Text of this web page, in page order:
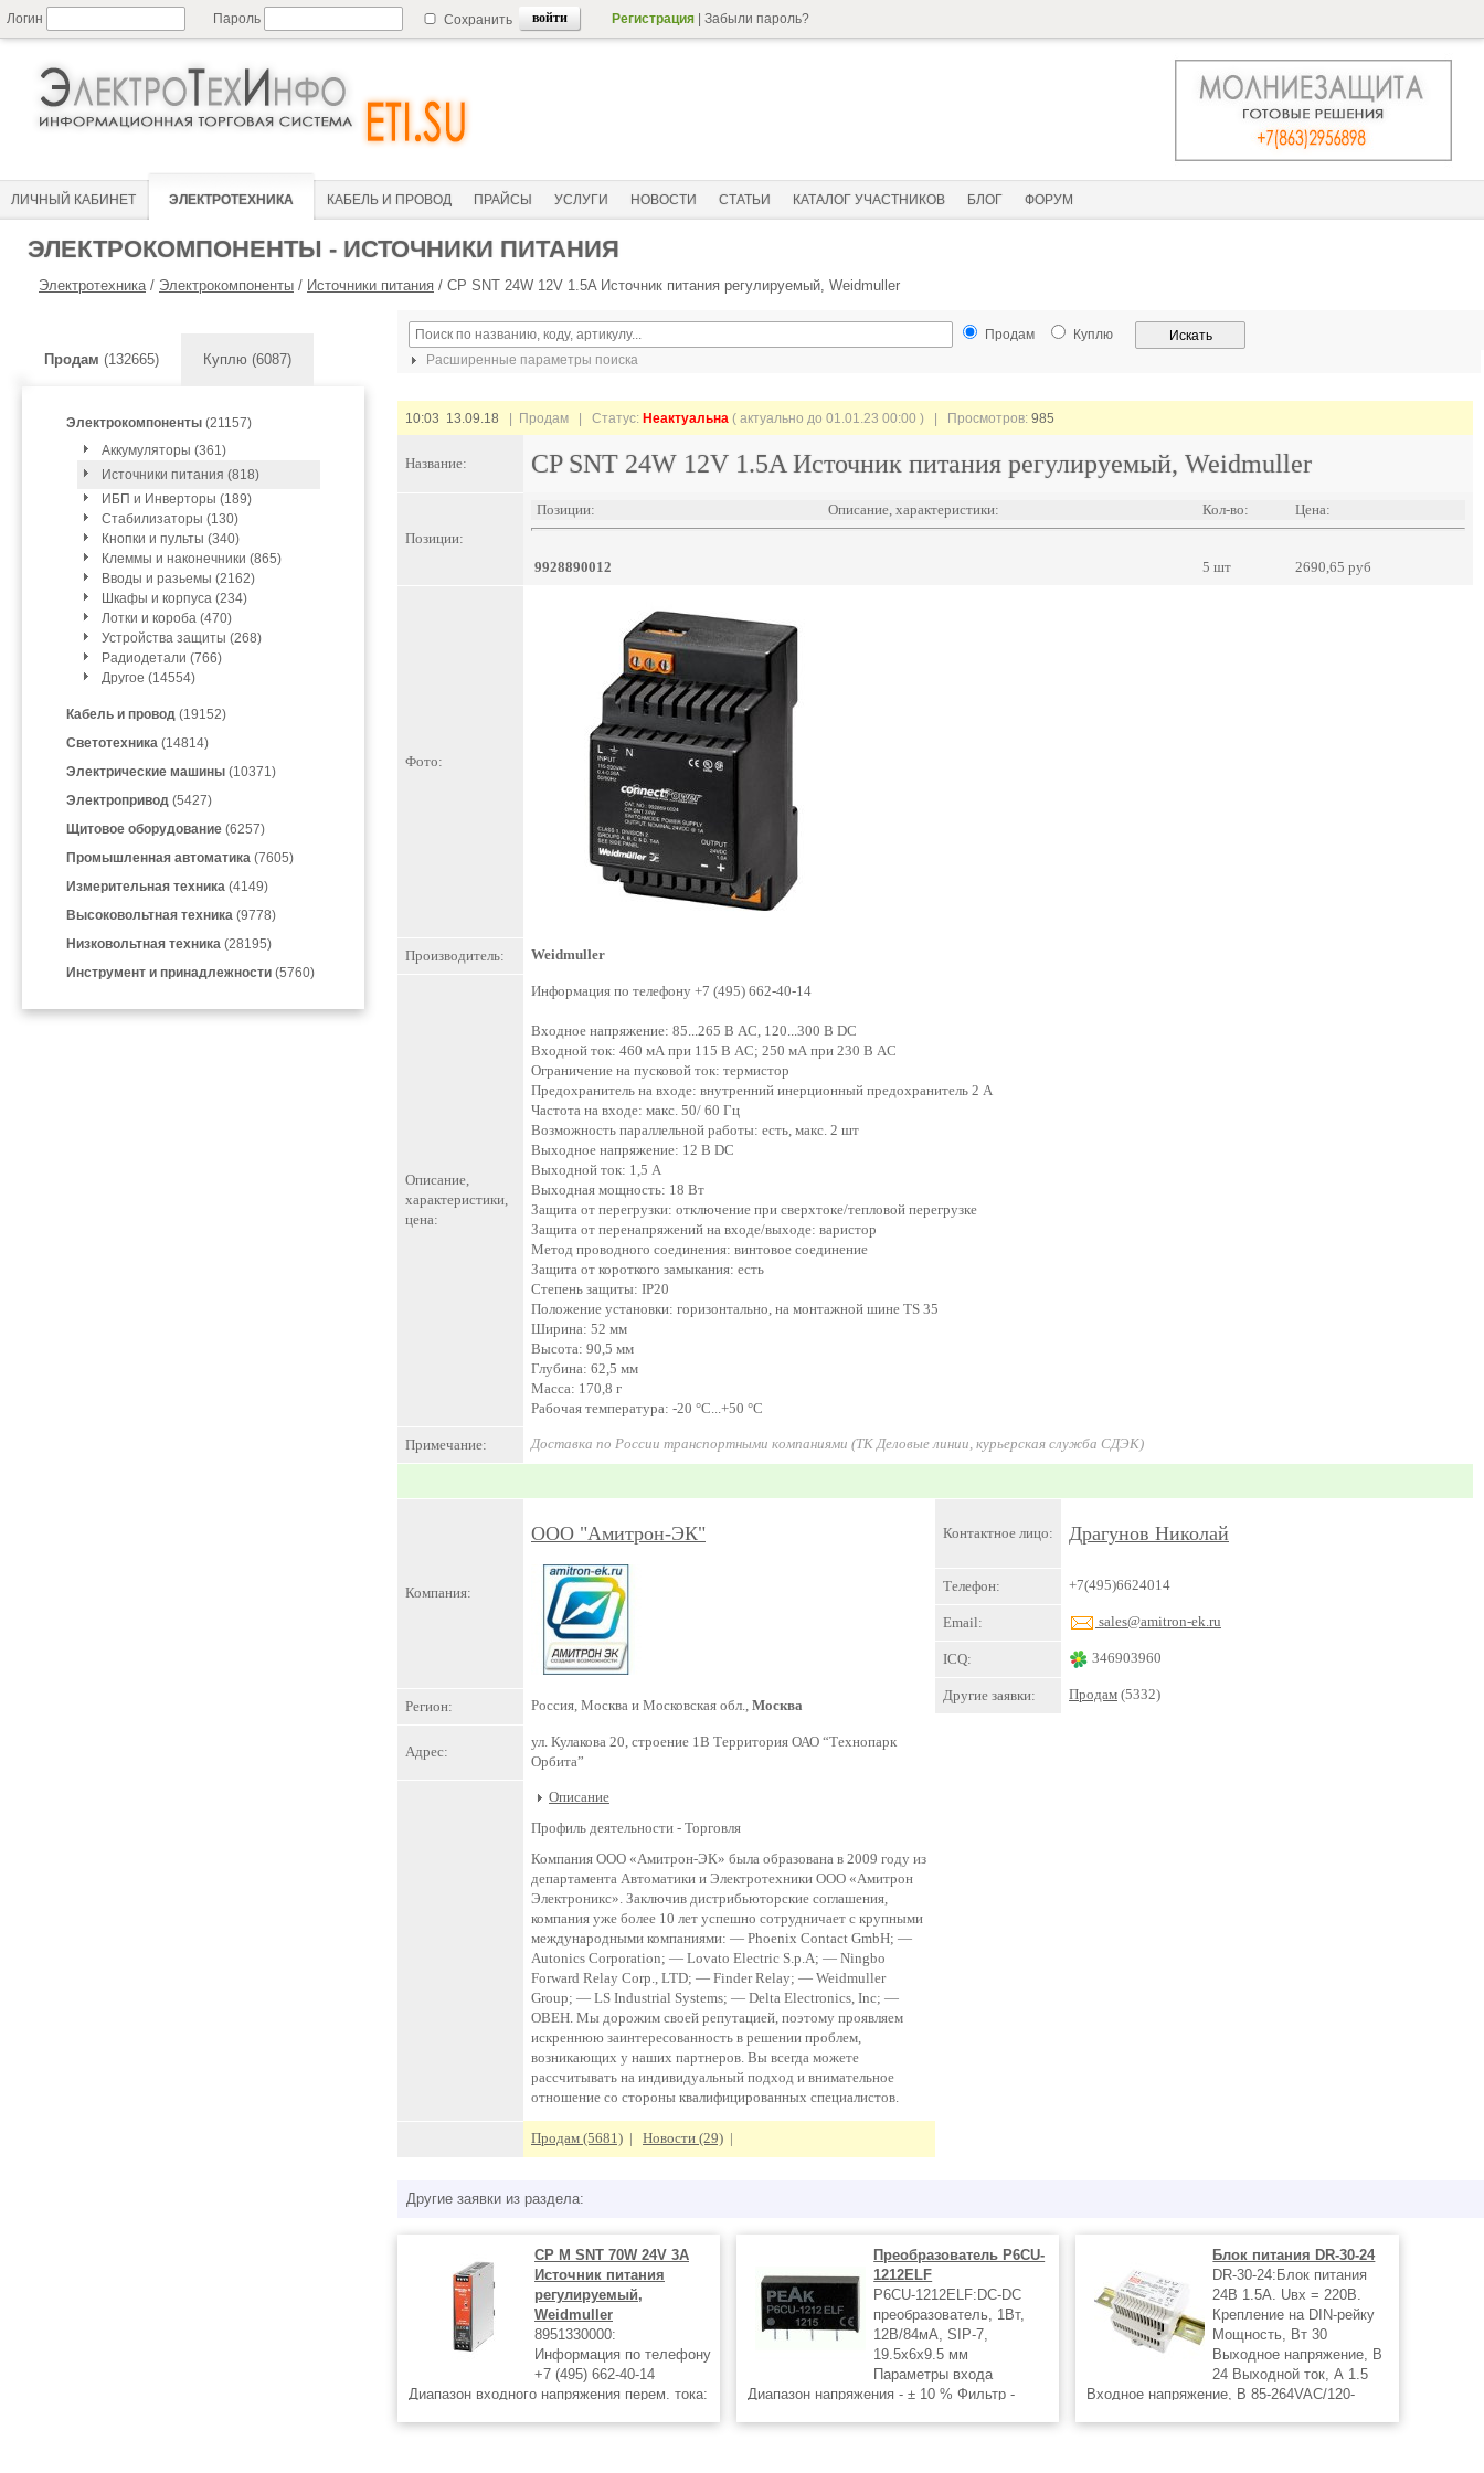
Логин Пароль Сохранить Регистрация Забыли пароль?
ЛИЧНЫЙ КАБИНЕТ ЭЛЕКТРОТЕХНИКА КАБЕЛЬ И ПРОВОД ПРАЙСЫ УСЛУГИ НОВОСТИ СТАТЬИ КАТАЛОГ УЧАСТНИКОВ БЛОГ ФОРУМ
ЭЛЕКТРОКОМПОНЕНТЫ - ИСТОЧНИКИ ПИТАНИЯ
Электротехника/ Электрокомпоненты / Источники питания / CP SNT 24W 12V 1.5A Источник питания регулируемый, Weidmuller
Продам (132665) Куплю (6087)
Электрокомпоненты (21157)
Аккумуляторы (361)
Источники питания (818)
ИБП и Инверторы (189)
Стабилизаторы (130)
Кнопки и пульты (340)
Клеммы и наконечники (865)
Вводы и разьемы (2162)
Шкафы и корпуса (234)
Лотки и короба (470)
Устройства защиты (268)
Радиодетали (766)
Другое (14554)
Кабель и провод (19152)
Светотехника (14814)
Электрические машины (10371)
Электропривод (5427)
Щитовое оборудование (6257)
Промышленная автоматика (7605)
Измерительная техника (4149)
Высоковольтная техника (9778)
Низковольтная техника (28195)
Инструмент и принадлежности (5760)
Продам
Куплю
Расширенные параметры поиска
10:03 13.09.18 | Продам | Статус: Неактуальна ( актуально до 01.01.23 00:00 ) | Просмотров: 985
Название: CP SNT 24W 12V 1.5A Источник питания регулируемый, Weidmuller
Позиции:
Позиции: Описание, характеристики: Кол-во: Цена:
9928890012 5 шт 2690,65 руб
Фото:
Производитель: Weidmuller
Описание,
характеристики,
цена:
Информация по телефону +7 (495) 662-40-14
Входное напряжение: 85...265 В AC, 120...300 В DC
Входной ток: 460 мА при 115 В AC; 250 мА при 230 В AC
Ограничение на пусковой ток: термистор
Предохранитель на входе: внутренний инерционный предохранитель 2 A
Частота на входе: макс. 50/ 60 Гц
Возможность параллельной работы: есть, макс. 2 шт
Выходное напряжение: 12 В DC
Выходной ток: 1,5 A
Выходная мощность: 18 Вт
Защита от перегрузки: отключение при сверхтоке/тепловой перегрузке
Защита от перенапряжений на входе/выходе: варистор
Метод проводного соединения: винтовое соединение
Защита от короткого замыкания: есть
Степень защиты: IP20
Положение установки: горизонтально, на монтажной шине TS 35
Ширина: 52 мм
Высота: 90,5 мм
Глубина: 62,5 мм
Масса: 170,8 г
Рабочая температура: -20 °C...+50 °C
Примечание: Доставка по России транспортными компаниями (ТК Деловые линии, курьерская служба СДЭК)
Компания:
ООО "Амитрон-ЭК"
Регион: Россия, Москва и Московская обл., Москва
Адрес:
ул. Кулакова 20, строение 1В Территория ОАО “Технопарк
Орбита”
Описание
Профиль деятельности - Торговля
Компания ООО «Амитрон-ЭК» была образована в 2009 году из
департамента Автоматики и Электротехники ООО «Амитрон
Электроникс». Заключив дистрибьюторские соглашения,
компания уже более 10 лет успешно сотрудничает с крупными
международными компаниями: — Phoenix Contact GmbH; —
Autonics Corporation; — Lovato Electric S.p.A; — Ningbo
Forward Relay Corp., LTD; — Finder Relay; — Weidmuller
Group; — LS Industrial Systems; — Delta Electronics, Inc; —
ОВЕН. Мы дорожим своей репутацией, поэтому проявляем
искреннюю заинтересованность в решении проблем,
возникающих у наших партнеров. Вы всегда можете
рассчитывать на индивидуальный подход и внимательное
отношение со стороны квалифицированных специалистов.
Продам (5681) | Новости (29) |
Контактное лицо: Драгунов Николай
Телефон: +7(495)6624014
Email: sales@amitron-ek.ru
ICQ: 346903960
Другие заявки: Продам (5332)
Другие заявки из раздела:
CP M SNT 70W 24V 3A
Источник питания
регулируемый,
Weidmuller
8951330000:
Информация по телефону
+7 (495) 662-40-14
Диапазон входного напряжения перем. тока:
Преобразователь P6CU-
1212ELF
P6CU-1212ELF:DC-DC
преобразователь, 1Вт,
12В/84мА, SIP-7,
19.5x6x9.5 мм
Параметры входа
Диапазон напряжения - ± 10 % Фильтр -
Блок питания DR-30-24
DR-30-24:Блок питания
24В 1.5А. Uвх = 220В.
Крепление на DIN-рейку
Мощность, Вт 30
Выходное напряжение, В
24 Выходной ток, А 1.5
Входное напряжение, В 85-264VAC/120-